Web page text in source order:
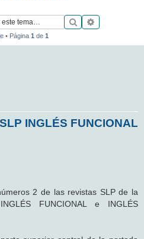
Buscar
• Página 1 de 1
INGLÉS FUNCIONAL
2 de las revistas SLP de la
FUNCIONAL e INGLÉS